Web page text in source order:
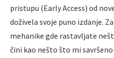
pristupu (Early Access) od
doživela svoje puno izdanje.
mehanike gde rastavljate
čini kao nešto što mi